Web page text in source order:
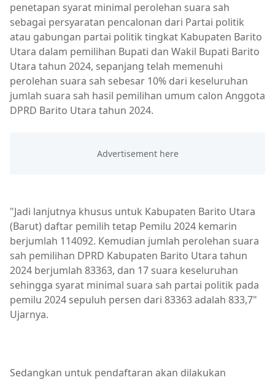
penetapan syarat minimal perolehan suara sah
sebagai persyaratan pencalonan dari Partai politik
atau gabungan partai politik tingkat Kabupaten Barito
Utara dalam pemilihan Bupati dan Wakil Bupati Barito
Utara tahun 2024, sepanjang telah memenuhi
perolehan suara sah sebesar 10% dari keseluruhan
jumlah suara sah hasil pemilihan umum calon Anggota
DPRD Barito Utara tahun 2024.
"Jadi lanjutnya khusus untuk Kabupaten Barito Utara
(Barut) daftar pemilih tetap Pemilu 2024 kemarin
berjumlah 114092. Kemudian jumlah perolehan suara
sah pemilihan DPRD Kabupaten Barito Utara tahun
2024 berjumlah 83363, dan 17 suara keseluruhan
sehingga syarat minimal suara sah partai politik pada
pemilu 2024 sepuluh persen dari 83363 adalah 833,7"
Ujarnya.
Sedangkan untuk pendaftaran akan dilakukan